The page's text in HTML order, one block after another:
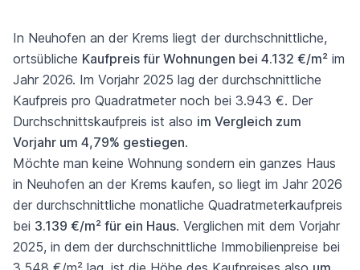
In Neuhofen an der Krems liegt der durchschnittliche,
ortsübliche Kaufpreis für Wohnungen bei 4.132 €/m² im
Jahr 2026. Im Vorjahr 2025 lag der durchschnittliche
Kaufpreis pro Quadratmeter noch bei 3.943 €. Der
Durchschnittskaufpreis ist also im Vergleich zum
Vorjahr um 4,79% gestiegen.
Möchte man keine Wohnung sondern ein ganzes Haus
in Neuhofen an der Krems kaufen, so liegt im Jahr 2026
der durchschnittliche monatliche Quadratmeterkaufpreis
bei 3.139 €/m² für ein Haus. Verglichen mit dem Vorjahr
2025, in dem der durchschnittliche Immobilienpreise bei